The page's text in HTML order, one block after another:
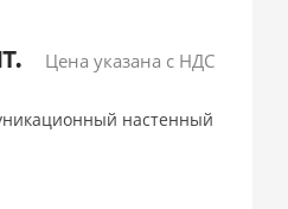
Цена указана с НДС
настенный